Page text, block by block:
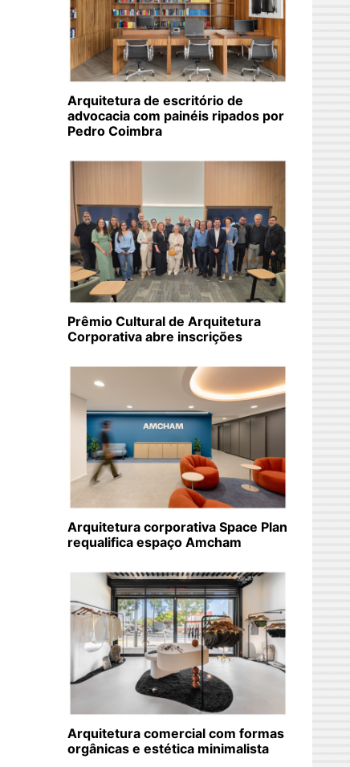
Arquitetura de escritório de
advocacia com painéis ripados por
Pedro Coimbra
Prêmio Cultural de Arquitetura
Corporativa abre inscrições
Arquitetura corporativa Space Plan
requalifica espaço Amcham
Arquitetura comercial com formas
orgânicas e estética minimalista